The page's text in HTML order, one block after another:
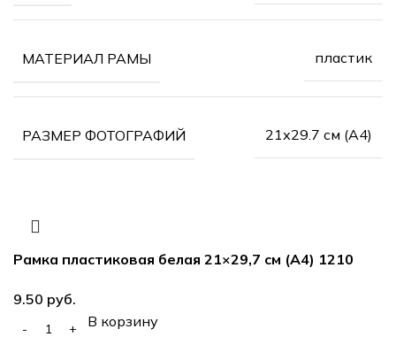
МАТЕРИАЛ РАМЫ пластик
РАЗМЕР ФОТОГРАФИЙ 21х29.7 см (А4)
Рамка пластиковая белая 21×29,7 см (А4) 1210
руб.
В корзину